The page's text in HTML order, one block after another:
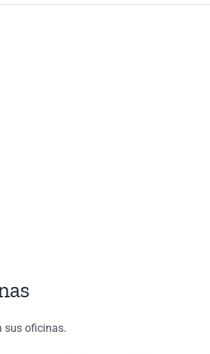
sus oficinas.